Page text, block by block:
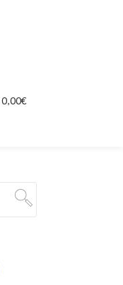
0,00€